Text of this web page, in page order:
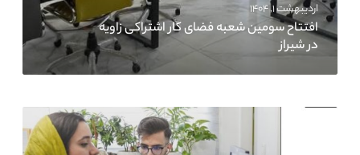
اردیبهشت ۱, ۱۴۰۴
افتتاح سومین شعبه فضای کار اشتراکی زاویه
در شیراز